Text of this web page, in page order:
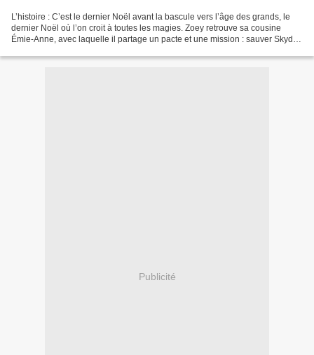
L’histoire : C’est le dernier Noël avant la bascule vers l’âge des grands, le
dernier Noël où l’on croit à toutes les magies. Zoey retrouve sa cousine
Émie-Anne, avec laquelle il partage un pacte et une mission : sauver Skyd,
Publicité